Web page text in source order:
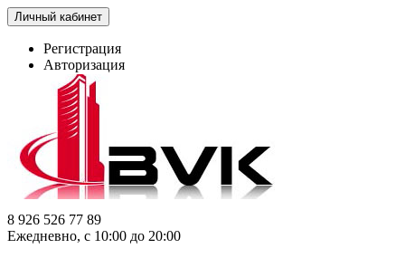
Личный кабинет
Регистрация
Авторизация
8 926 526 77 89
Ежедневно, с 10:00 до 20:00